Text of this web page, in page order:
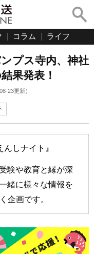
コラム ライフ
プス寺内、神社
果発表！
23更新）
しナイト』
験や教育と縁が深
緒に様々な情報を
企画です。